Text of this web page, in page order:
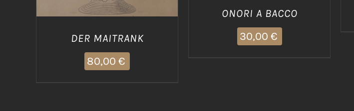
DER MAITRANK
80,00 €
ONORI A BACCO
30,00 €